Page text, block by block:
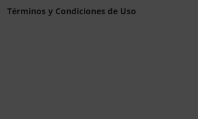
Términos y Condiciones de Uso